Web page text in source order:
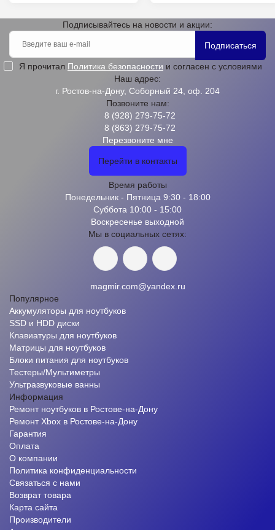
Подписывайтесь на новости и акции:
Подписаться
Я прочитал Политика безопасности и согласен с условиями
Наш адрес:
г. Ростов-на-Дону, Соборный 24, оф. 204
Позвоните нам:
8 (928) 279-75-72
8 (863) 279-75-72
Перезвоните мне
Перейти в контакты
Время работы
Понедельник - Пятница 9:30 - 18:00
Суббота 10:00 - 15:00
Воскресенье выходной
Мы в социальных сетях:
magmir.com@yandex.ru
Популярное
Аккумуляторы для ноутбуков
SSD и HDD диски
Клавиатуры для ноутбуков
Матрицы для ноутбуков
Блоки питания для ноутбуков
Тестеры/Мультиметры
Ультразвуковые ванны
Информация
Ремонт ноутбуков в Ростове-на-Дону
Ремонт Xbox в Ростове-на-Дону
Гарантия
Оплата
О компании
Политика конфиденциальности
Связаться с нами
Возврат товара
Карта сайта
Производители